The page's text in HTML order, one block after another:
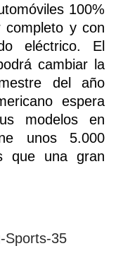
100%
completo y con
eléctrico. El
cambiar la
del año
espera
modelos en
unos 5.000
que una gran